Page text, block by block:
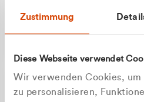
Zustimmung
Diese Webseite verwendet
Wir verwenden Cookies, um
zu personalisieren,
+49 177 8376058